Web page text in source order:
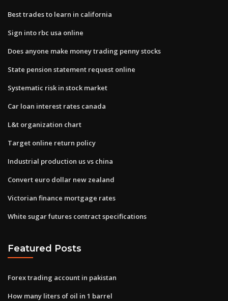
Best trades to learn in california
Sign into rbc usa online
Does anyone make money trading penny stocks
State pension statement request online
Systematic risk in stock market
Car loan interest rates canada
L&t organization chart
Target online return policy
Industrial production us vs china
Convert euro dollar new zealand
Victorian finance mortgage rates
White sugar futures contract specifications
Featured Posts
Forex trading account in pakistan
How many liters of oil in 1 barrel